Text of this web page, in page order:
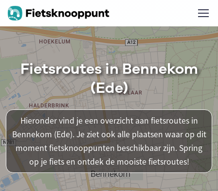
Fietsroutes in Bennekom
(Ede)
Hieronder vind je een overzicht aan fietsroutes in
Bennekom (Ede). Je ziet ook alle plaatsen waar op dit
moment fietsknooppunten beschikbaar zijn. Spring
op je fiets en ontdek de mooiste fietsroutes!